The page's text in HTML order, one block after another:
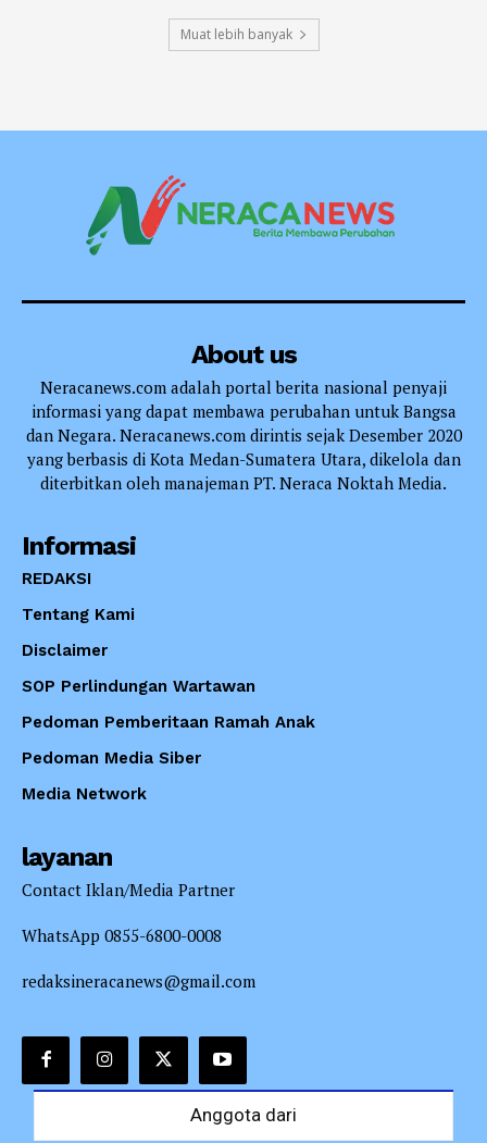
Muat lebih banyak
About us
Neracanews.com adalah portal berita nasional penyaji
informasi yang dapat membawa perubahan untuk Bangsa
dan Negara. Neracanews.com dirintis sejak Desember 2020
yang berbasis di Kota Medan-Sumatera Utara, dikelola dan
diterbitkan oleh manajeman PT. Neraca Noktah Media.
Informasi
REDAKSI
Tentang Kami
Disclaimer
SOP Perlindungan Wartawan
Pedoman Pemberitaan Ramah Anak
Pedoman Media Siber
Media Network
layanan
Contact Iklan/Media Partner
WhatsApp 0855-6800-0008
redaksineracanews@gmail.com
Anggota dari